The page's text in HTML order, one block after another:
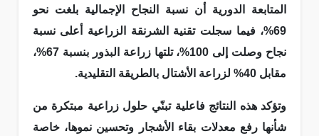
المتابعة الدورية أن نسبة النجاح الإجمالية بلغت نحو
69%، فيما سجلت تقنية الشرنقة الزراعية أعلى نسبة
نجاح وصلت إلى 100%، تلتها زراعة البذور بنسبة 67%،
مقابل 40% لزراعة الأشتال بالطريقة التقليدية.
وتؤكد هذه النتائج فاعلية تبنّي حلول زراعية مبتكرة من
شأنها رفع معدلات بقاء الأشجار وتحسين نموها، خاصة